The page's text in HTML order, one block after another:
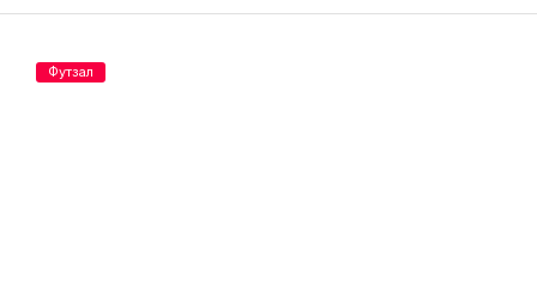
Футзал